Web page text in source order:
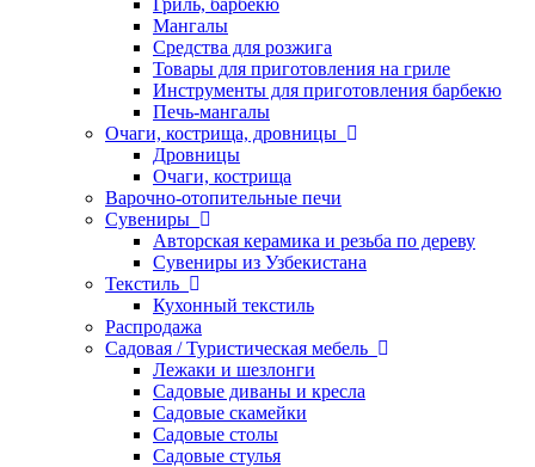
Гриль, барбекю
Мангалы
Средства для розжига
Товары для приготовления на гриле
Инструменты для приготовления барбекю
Печь-мангалы
Очаги, кострища, дровницы
Дровницы
Очаги, кострища
Варочно-отопительные печи
Сувениры
Авторская керамика и резьба по дереву
Сувениры из Узбекистана
Текстиль
Кухонный текстиль
Распродажа
Садовая / Туристическая мебель
Лежаки и шезлонги
Садовые диваны и кресла
Садовые скамейки
Садовые столы
Садовые стулья